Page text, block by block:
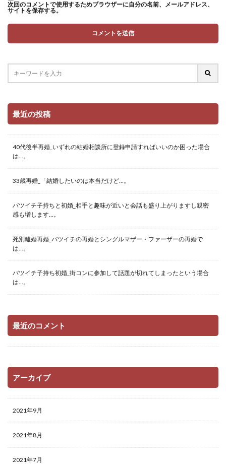
次回のコメントで使用するためブラウザーに自分の名前、メールアドレス、
サイトを保存する。
最近の投稿
40代後半再婚_いずれの結婚相談所に登録申請すればいいのか困った場合
は…。
33歳再婚_「結婚したいのは本当だけど…。
バツイチ子持ちと初婚_相手と趣味が近いと会話も盛り上がりますし親密
感も増します…。
死別離婚再婚_バツイチの再婚とシングルマザー・ファーザーの再婚で
は…。
バツイチ子持ち初婚_街コンに参加して話題が切れてしまったという場合
は…。
最近のコメント
アーカイブ
2021年9月
2021年8月
2021年7月